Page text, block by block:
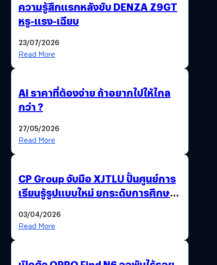
ความรู้สึกแรกหลังขับ DENZA Z9GT
หรู-แรง-เฉียบ
23/07/2026
Read More
AI ราคาที่ต้องจ่าย ถ้าอยากไปให้ไกล
กว่า ?
27/05/2026
Read More
CP Group จับมือ XJTLU ปั้นศูนย์การ
เรียนรู้รูปแบบใหม่ ยกระดับการศึกษา
03/04/2026
Read More